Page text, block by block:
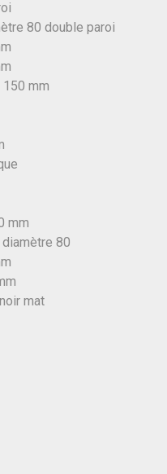
80 double paroi
150 mm
mm
80
mat